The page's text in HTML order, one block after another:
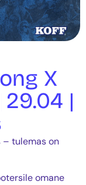
X
|
– tulemas on
omane